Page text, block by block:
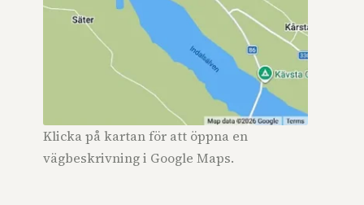
Klicka på kartan för att öppna en
vägbeskrivning i Google Maps.